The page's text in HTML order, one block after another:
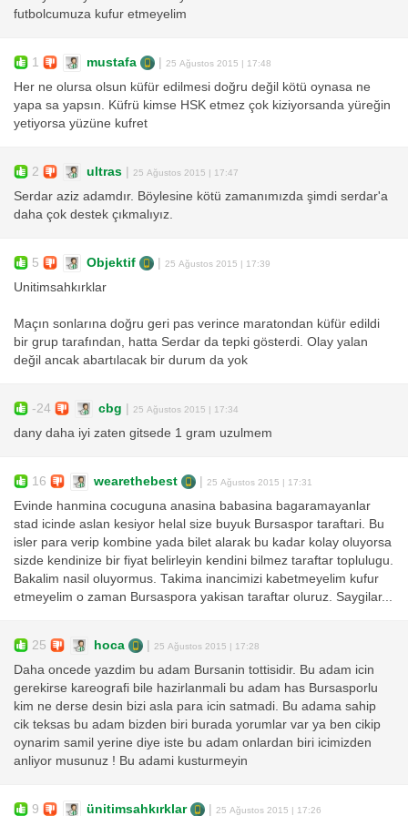
futbolcumuza kufur etmeyelim
1 mustafa 25 Ağustos 2015 | 17:48
Her ne olursa olsun küfür edilmesi doğru değil kötü oynasa ne
yapa sa yapsın. Küfrü kimse HSK etmez çok kiziyorsanda yüreğin
yetiyorsa yüzüne kufret
2 ultras 25 Ağustos 2015 | 17:47
Serdar aziz adamdır. Böylesine kötü zamanımızda şimdi serdar'a
daha çok destek çıkmalıyız.
5 Objektif 25 Ağustos 2015 | 17:39
Unitimsahkırklar
Maçın sonlarına doğru geri pas verince maratondan küfür edildi
bir grup tarafından, hatta Serdar da tepki gösterdi. Olay yalan
değil ancak abartılacak bir durum da yok
-24 cbg 25 Ağustos 2015 | 17:34
dany daha iyi zaten gitsede 1 gram uzulmem
16 wearethebest 25 Ağustos 2015 | 17:31
Evinde hanmina cocuguna anasina babasina bagaramayanlar
stad icinde aslan kesiyor helal size buyuk Bursaspor taraftari. Bu
isler para verip kombine yada bilet alarak bu kadar kolay oluyorsa
sizde kendinize bir fiyat belirleyin kendini bilmez taraftar toplulugu.
Bakalim nasil oluyormus. Takima inancimizi kabetmeyelim kufur
etmeyelim o zaman Bursaspora yakisan taraftar oluruz. Saygilar...
25 hoca 25 Ağustos 2015 | 17:28
Daha oncede yazdim bu adam Bursanin tottisidir. Bu adam icin
gerekirse kareografi bile hazirlanmali bu adam has Bursasporlu
kim ne derse desin bizi asla para icin satmadi. Bu adama sahip
cik teksas bu adam bizden biri burada yorumlar var ya ben cikip
oynarim samil yerine diye iste bu adam onlardan biri icimizden
anliyor musunuz ! Bu adami kusturmeyin
9 ünitimsahkırklar 25 Ağustos 2015 | 17:26